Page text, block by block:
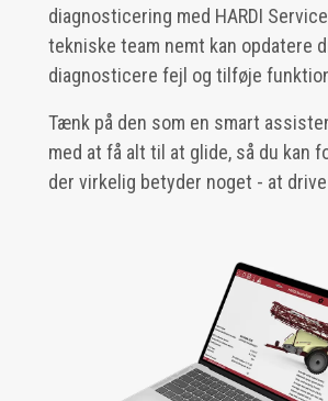
diagnosticering med HARDI
tekniske team nemt kan opdatere
diagnosticere fejl og tilføje
Tænk på den som en smart
med at få alt til at glide, så du kan
der virkelig betyder noget - at